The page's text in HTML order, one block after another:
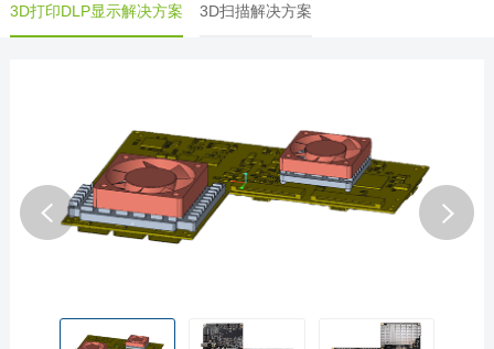
3D打印DLP显示解决方案 3D扫描解决方案